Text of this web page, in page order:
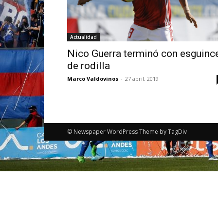
Actualidad
Nico Guerra terminó con
de rodilla
Marco Valdovinos - 27 abril, 2019
© Newspaper WordPress Theme by TagDiv